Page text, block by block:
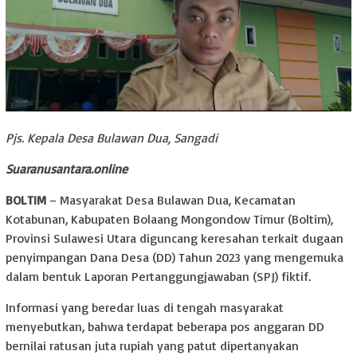
Pjs. Kepala Desa Bulawan Dua, Sangadi
Suaranusantara.online
BOLTIM – Masyarakat Desa Bulawan Dua, Kecamatan
Kotabunan, Kabupaten Bolaang Mongondow Timur (Boltim),
Provinsi Sulawesi Utara diguncang keresahan terkait dugaan
penyimpangan Dana Desa (DD) Tahun 2023 yang mengemuka
dalam bentuk Laporan Pertanggungjawaban (SPJ) fiktif.
Informasi yang beredar luas di tengah masyarakat
menyebutkan, bahwa terdapat beberapa pos anggaran DD
bernilai ratusan juta rupiah yang patut dipertanyakan